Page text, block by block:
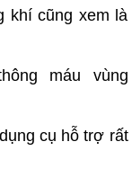
khí cũng xem là
máu vùng
cụ hỗ trợ rất